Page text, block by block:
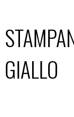
GIALLO